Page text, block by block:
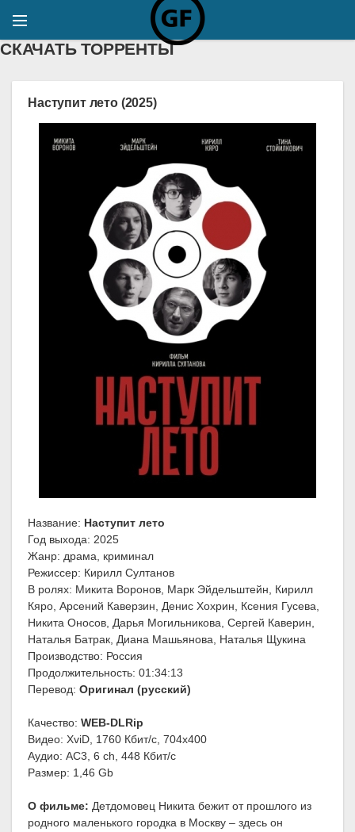
СКАЧАТЬ ТОРРЕНТЫ
Наступит лето (2025)
Название: Наступит лето
Год выхода: 2025
Жанр: драма, криминал
Режиссер: Кирилл Султанов
В ролях: Микита Воронов, Марк Эйдельштейн, Кирилл
Кяро, Арсений Каверзин, Денис Хохрин, Ксения Гусева,
Никита Оносов, Дарья Могильникова, Сергей Каверин,
Наталья Батрак, Диана Машьянова, Наталья Щукина
Производство: Россия
Продолжительность: 01:34:13
Перевод: Оригинал (русский)
Качество: WEB-DLRip
Видео: XviD, 1760 Кбит/с, 704x400
Аудио: AC3, 6 ch, 448 Кбит/с
Размер: 1,46 Gb
О фильме: Детдомовец Никита бежит от прошлого из
родного маленького городка в Москву – здесь он